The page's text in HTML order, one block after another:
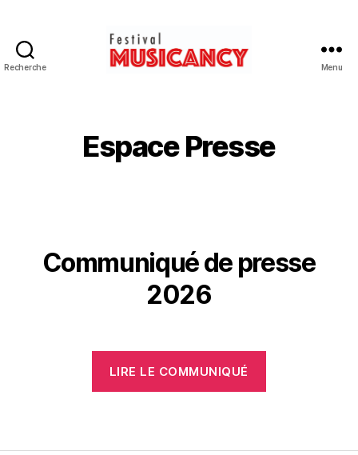
Recherche Menu
Espace Presse
Communiqué de presse
2026
LIRE LE COMMUNIQUÉ